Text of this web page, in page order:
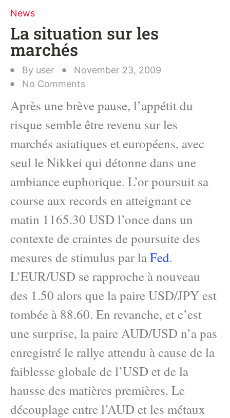
News
La situation sur les
marchés
By user
November 23, 2009
No Comments
Après une brève pause, l’appétit du
risque semble être revenu sur les
marchés asiatiques et européens, avec
seul le Nikkei qui détonne dans une
ambiance euphorique. L’or poursuit sa
course aux records en atteignant ce
matin 1165.30 USD l’once dans un
contexte de craintes de poursuite des
mesures de stimulus par laFed.
L’EUR/USD se rapproche à nouveau
des 1.50 alors que la paire USD/JPY est
tombée à 88.60. En revanche, et c’est
une surprise, la paire AUD/USD n’a pas
enregistré le rallye attendu à cause de la
faiblesse globale de l’USD et de la
hausse des matières premières. Le
découplage entre l’AUD et les métaux